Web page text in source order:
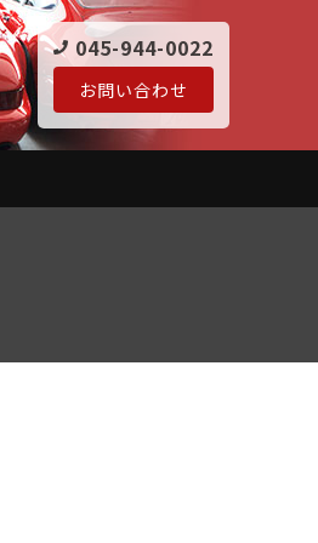
045-944-0022
お問い合わせ